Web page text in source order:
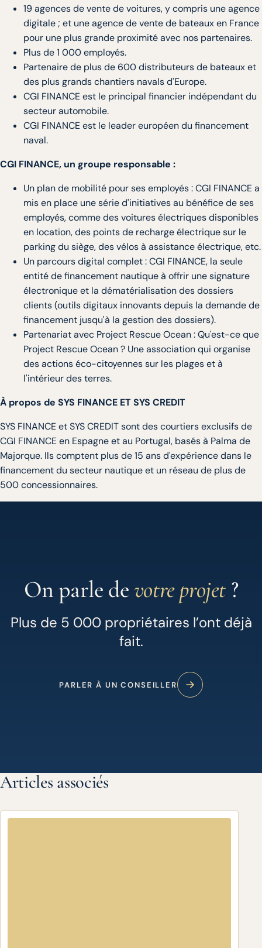
19 agences de vente de voitures, y compris une agence
digitale ; et une agence de vente de bateaux en France
pour une plus grande proximité avec nos partenaires.
Plus de 1 000 employés.
Partenaire de plus de 600 distributeurs de bateaux et
des plus grands chantiers navals d'Europe.
CGI FINANCE est le principal financier indépendant du
secteur automobile.
CGI FINANCE est le leader européen du financement
naval.
CGI FINANCE, un groupe responsable :
Un plan de mobilité pour ses employés : CGI FINANCE a
mis en place une série d'initiatives au bénéfice de ses
employés, comme des voitures électriques disponibles
en location, des points de recharge électrique sur le
parking du siège, des vélos à assistance électrique, etc.
Un parcours digital complet : CGI FINANCE, la seule
entité de financement nautique à offrir une signature
électronique et la dématérialisation des dossiers
clients (outils digitaux innovants depuis la demande de
financement jusqu'à la gestion des dossiers).
Partenariat avec Project Rescue Ocean : Qu'est-ce que
Project Rescue Ocean ? Une association qui organise
des actions éco-citoyennes sur les plages et à
l'intérieur des terres.
À propos de SYS FINANCE ET SYS CREDIT
SYS FINANCE et SYS CREDIT sont des courtiers exclusifs de
CGI FINANCE en Espagne et au Portugal, basés à Palma de
Majorque. Ils comptent plus de 15 ans d'expérience dans le
financement du secteur nautique et un réseau de plus de
500 concessionnaires.
On parle de votre projet ?
Plus de 5 000 propriétaires l’ont déjà
fait.
PARLER À UN CONSEILLER
Articles associés